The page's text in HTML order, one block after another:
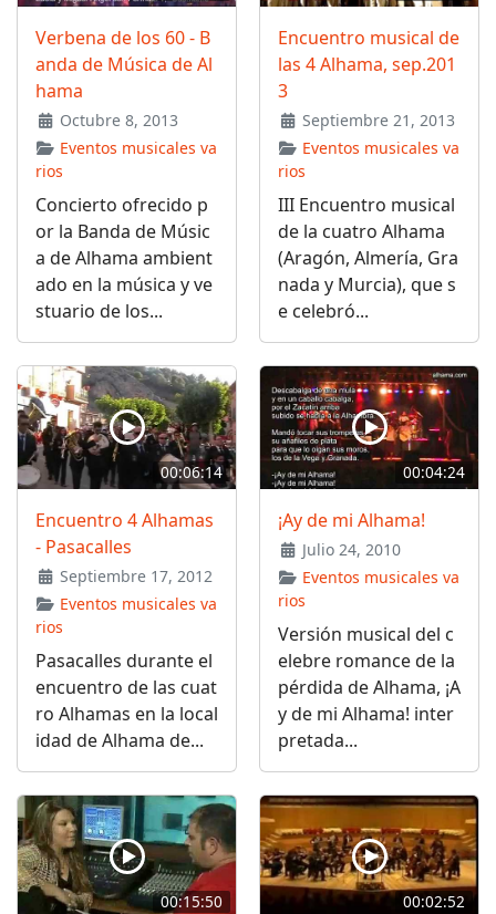
Verbena de los 60 - B
anda de Música de Al
hama
Octubre 8, 2013
Eventos musicales va
rios
Concierto ofrecido p
or la Banda de Músic
a de Alhama ambient
ado en la música y ve
stuario de los...
Encuentro musical de
las 4 Alhama, sep.201
3
Septiembre 21, 2013
Eventos musicales va
rios
III Encuentro musical
de la cuatro Alhama
(Aragón, Almería, Gra
nada y Murcia), que s
e celebró...
00:06:14
Encuentro 4 Alhamas
- Pasacalles
Septiembre 17, 2012
Eventos musicales va
rios
Pasacalles durante el
encuentro de las cuat
ro Alhamas en la local
idad de Alhama de...
00:04:24
¡Ay de mi Alhama!
Julio 24, 2010
Eventos musicales va
rios
Versión musical del c
elebre romance de la
pérdida de Alhama, ¡A
y de mi Alhama! inter
pretada...
00:15:50 00:02:52